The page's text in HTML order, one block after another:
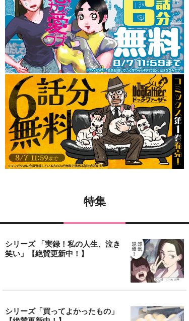
特集
シリーズ 「実録！私の人生、泣き
笑い」【絶賛更新中！】
シリーズ「買ってよかったもの」